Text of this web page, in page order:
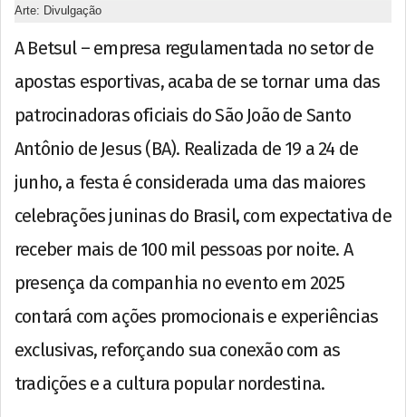
Arte: Divulgação
A Betsul – empresa regulamentada no setor de
apostas esportivas, acaba de se tornar uma das
patrocinadoras oficiais do São João de Santo
Antônio de Jesus (BA). Realizada de 19 a 24 de
junho, a festa é considerada uma das maiores
celebrações juninas do Brasil, com expectativa de
receber mais de 100 mil pessoas por noite. A
presença da companhia no evento em 2025
contará com ações promocionais e experiências
exclusivas, reforçando sua conexão com as
tradições e a cultura popular nordestina.